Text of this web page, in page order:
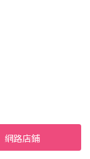
網路店鋪